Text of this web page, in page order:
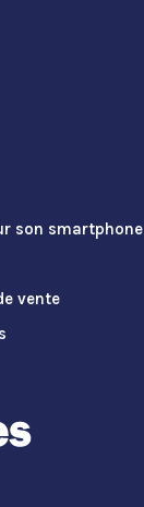
son smartphone
vente